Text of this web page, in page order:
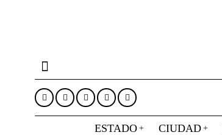
ESTADO CIUDAD